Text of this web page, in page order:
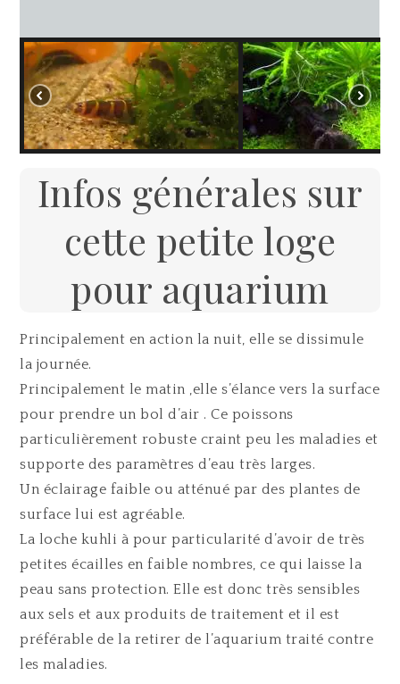
Infos générales sur
cette petite loge
pour aquarium
Principalement en action la nuit, elle se dissimule
la journée.
Principalement le matin ,elle s’élance vers la surface
pour prendre un bol d’air . Ce poissons
particulièrement robuste craint peu les maladies et
supporte des paramètres d’eau très larges.
Un éclairage faible ou atténué par des plantes de
surface lui est agréable.
La loche kuhli à pour particularité d’avoir de très
petites écailles en faible nombres, ce qui laisse la
peau sans protection. Elle est donc très sensibles
aux sels et aux produits de traitement et il est
préférable de la retirer de l’aquarium traité contre
les maladies.